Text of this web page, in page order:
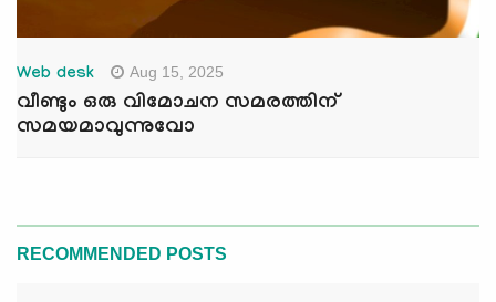
Web desk Aug 15, 2025
വീണ്ടും ഒരു വിമോചന സമരത്തിന്
സമയമാവുന്നുവോ
RECOMMENDED POSTS